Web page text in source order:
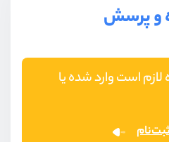
و پرسش
لازم است وارد شده یا